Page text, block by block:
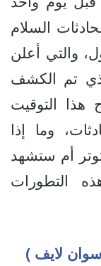
السلام
والتي أعلن
تم الكشف
هذا التوقيت
وما إذا
أم ستشهد
التطورات
لايف )